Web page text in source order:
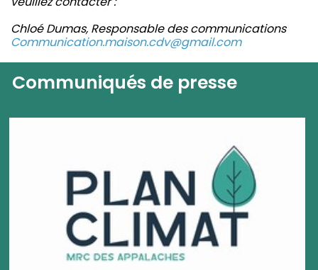
Chloé Dumas, Responsable des communications
Communication.maison.cdv@gmail.com
Communiqués de presse